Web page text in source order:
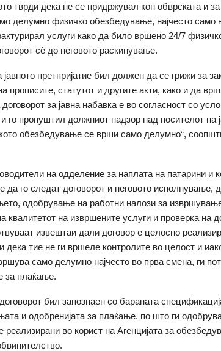
тврди дека не се придржувал кон обврската и
делумно физичко обезбедување, најчесто само
услуги како да било вршено 24/7
сè до неговото раскинување.
јавното претпријатие бил должен да се грижи за
прописите, статутот и другите акти, како и да
за јавна набавка е во согласност со
го пропуштил должниот надзор над носителот на
обезбедување се врши само делумно“,
на одделение за наплата на патарини и
да го следат договорот и неговото исполнување,
одобрување на работни налози за
квалитетот на извршените услуги и проверка на
извештаи дали договор е целосно
дека тие не ги вршеле контролите во целост и
само делумно најчесто во прва смена, ги
за плаќање.
бил запознаен со бараната
и одобренијата за плаќање, по што ги
во корист на Агенцијата за